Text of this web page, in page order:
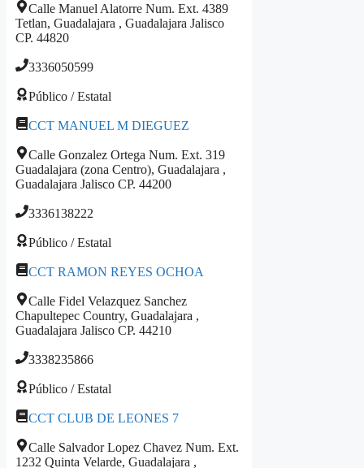
Calle Manuel Alatorre Num. Ext. 4389
Tetlan, Guadalajara , Guadalajara Jalisco
CP. 44820
3336050599
Público / Estatal
CCT MANUEL M DIEGUEZ
Calle Gonzalez Ortega Num. Ext. 319
Guadalajara (zona Centro), Guadalajara ,
Guadalajara Jalisco CP. 44200
3336138222
Público / Estatal
CCT RAMON REYES OCHOA
Calle Fidel Velazquez Sanchez
Chapultepec Country, Guadalajara ,
Guadalajara Jalisco CP. 44210
3338235866
Público / Estatal
CCT CLUB DE LEONES 7
Calle Salvador Lopez Chavez Num. Ext.
1232 Quinta Velarde, Guadalajara ,